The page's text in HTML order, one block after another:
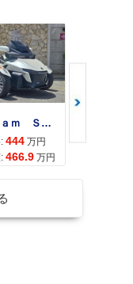
ｃａｎ−ａｍ ＳＰＹＤＥＲ ＲＴ ＬＩＭＩＴＥＤ
444 万円
466.9 万円
スズキ
本体価格: